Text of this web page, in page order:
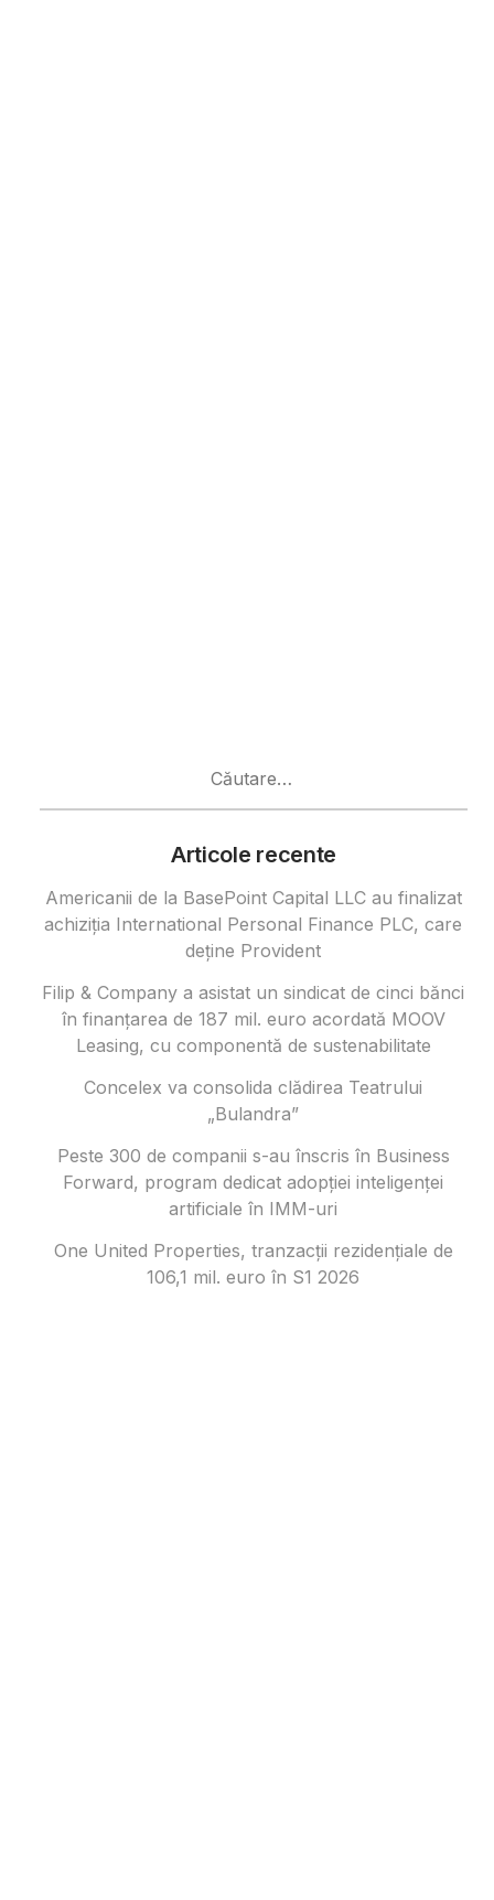
Articole recente
Americanii de la BasePoint Capital LLC au finalizat
achiziția International Personal Finance PLC, care
deține Provident
Filip & Company a asistat un sindicat de cinci bănci
în finanțarea de 187 mil. euro acordată MOOV
Leasing, cu componentă de sustenabilitate
Concelex va consolida clădirea Teatrului
„Bulandra”
Peste 300 de companii s-au înscris în Business
Forward, program dedicat adopției inteligenței
artificiale în IMM-uri
One United Properties, tranzacţii rezidenţiale de
106,1 mil. euro în S1 2026